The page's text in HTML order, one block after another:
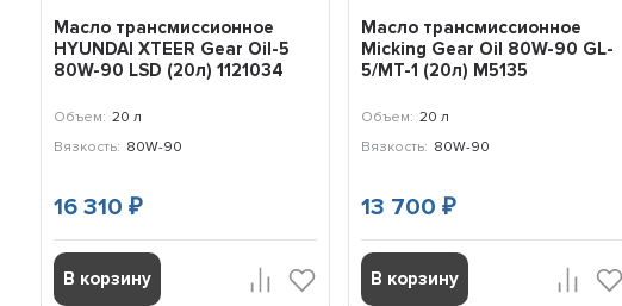
Масло трансмиссионное
HYUNDAI XTEER Gear Oil-5
80W-90 LSD (20л) 1121034
Объем: 20 л
Вязкость: 80W-90
16 310₽
В корзину
Масло трансмиссионное
Micking Gear Oil 80W-90 GL-
5/MT-1 (20л) M5135
Объем: 20 л
Вязкость: 80W-90
13 700₽
В корзину